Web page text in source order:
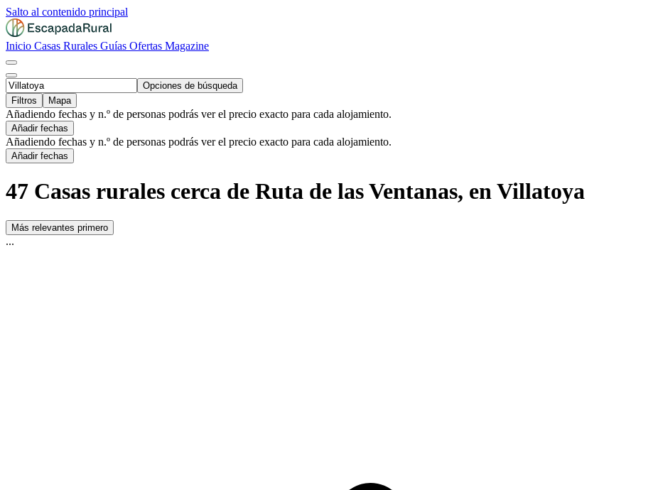
Salto al contenido principal
Inicio Casas Rurales Guías Ofertas Magazine
Opciones de búsqueda
Filtros
Mapa
Añadiendo fechas y n.º de personas podrás ver el precio exacto para cada alojamiento.
Añadir fechas
Añadiendo fechas y n.º de personas podrás ver el precio exacto para cada alojamiento.
Añadir fechas
47 Casas rurales cerca de Ruta de las Ventanas, en Villatoya
Más relevantes primero
...